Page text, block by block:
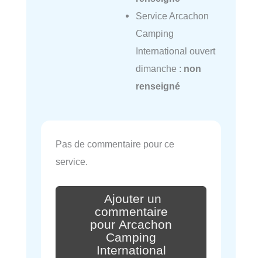
Service Arcachon
Camping
International ouvert
dimanche : non
renseigné
Pas de commentaire pour ce
service.
Ajouter un
commentaire
pour Arcachon
Camping
International